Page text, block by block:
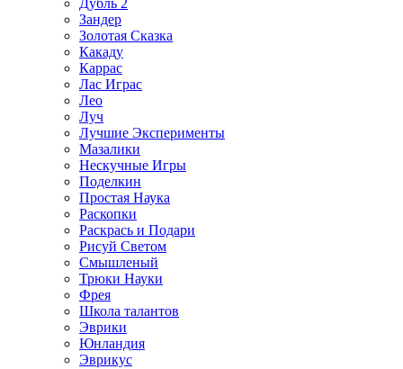
Дубль 2
Зандер
Золотая Сказка
Какаду
Каррас
Лас Играс
Лео
Луч
Лучшие Эксперименты
Мазалики
Нескучные Игры
Поделкин
Простая Наука
Раскопки
Раскрась и Подари
Рисуй Светом
Смышленый
Трюки Науки
Фрея
Школа талантов
Эврики
Юнландия
Эврикус